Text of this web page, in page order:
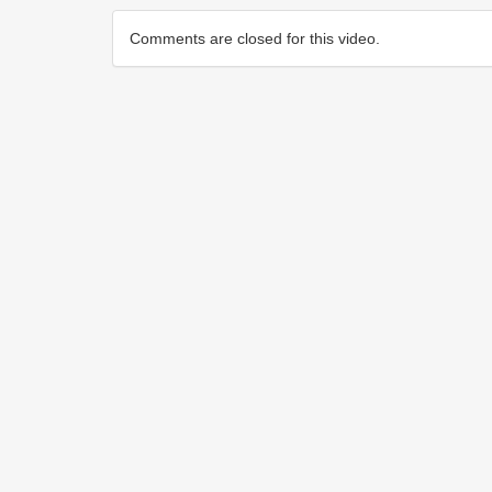
Comments are closed for this video.